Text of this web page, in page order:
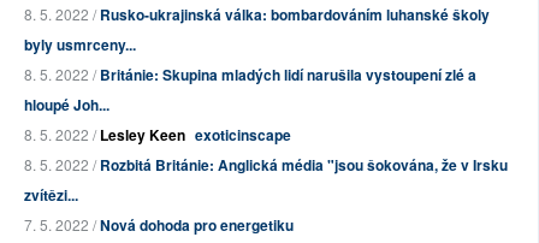
8. 5. 2022 /Rusko-ukrajinská válka: bombardováním luhanské školy
byly usmrceny...
8. 5. 2022 /Británie: Skupina mladých lidí narušila vystoupení zlé a
hloupé Joh...
8. 5. 2022 /Lesley Keen exoticinscape
8. 5. 2022 /Rozbitá Británie: Anglická média "jsou šokována, že v Irsku
zvítězi...
7. 5. 2022 /Nová dohoda pro energetiku